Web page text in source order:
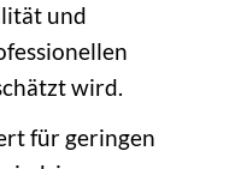
und
wird.
für geringen